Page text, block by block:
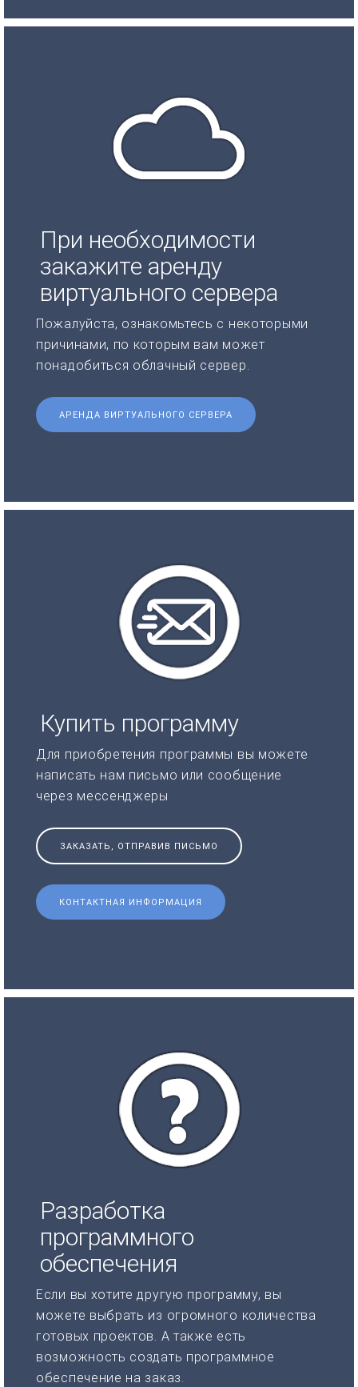
При необходимости
закажите аренду
виртуального сервера
Пожалуйста, ознакомьтесь с некоторыми
причинами, по которым вам может
понадобиться облачный сервер.
АРЕНДА ВИРТУАЛЬНОГО СЕРВЕРА
Купить программу
Для приобретения программы вы можете
написать нам письмо или сообщение
через мессенджеры
ЗАКАЗАТЬ, ОТПРАВИВ ПИСЬМО
КОНТАКТНАЯ ИНФОРМАЦИЯ
Разработка
программного
обеспечения
Если вы хотите другую программу, вы
можете выбрать из огромного количества
готовых проектов. А также есть
возможность создать программное
обеспечение на заказ.